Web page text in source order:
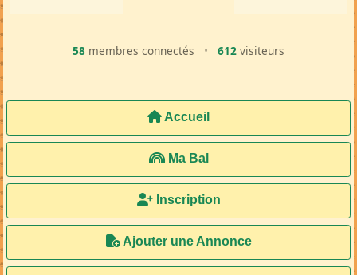
58 membres connectés • 612 visiteurs
Accueil
Ma Bal
Inscription
Ajouter une Annonce